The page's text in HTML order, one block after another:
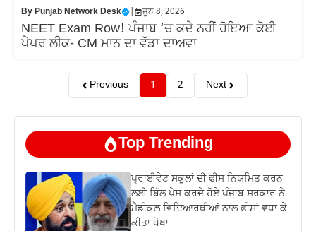
ByPunjab Network Desk ਜੂਨ 8, 2026
NEET Exam Row! ਪੰਜਾਬ ‘ਚ ਕਦੇ ਨਹੀਂ ਹੋਇਆ ਕੋਈ
ਪੇਪਰ ਲੀਕ- CM ਮਾਨ ਦਾ ਵੱਡਾ ਦਾਅਵਾ
Previous 1 2 Next
Top Trending
ਪ੍ਰਾਈਵੇਟ ਸਕੂਲਾਂ ਦੀ ਫੀਸ ਨਿਯਮਿਤ ਕਰਨ
ਲਈ ਬਿੱਲ ਪੇਸ਼ ਕਰਦੇ ਹੋਏ ਪੰਜਾਬ ਸਰਕਾਰ ਨੇ
ਮੈਡੀਕਲ ਵਿਦਿਆਰਥੀਆਂ ਨਾਲ ਫ਼ੀਸਾਂ ਵਧਾ ਕੇ
ਕੀਤਾ ਧੋਖਾ